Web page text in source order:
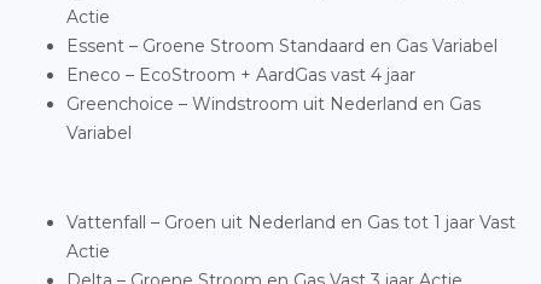
Actie
Essent – Groene Stroom Standaard en Gas Variabel
Eneco – EcoStroom + AardGas vast 4 jaar
Greenchoice – Windstroom uit Nederland en Gas
Variabel
Vattenfall – Groen uit Nederland en Gas tot 1 jaar Vast
Actie